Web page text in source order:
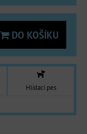
DO KOŠÍKU
Hlídací pes